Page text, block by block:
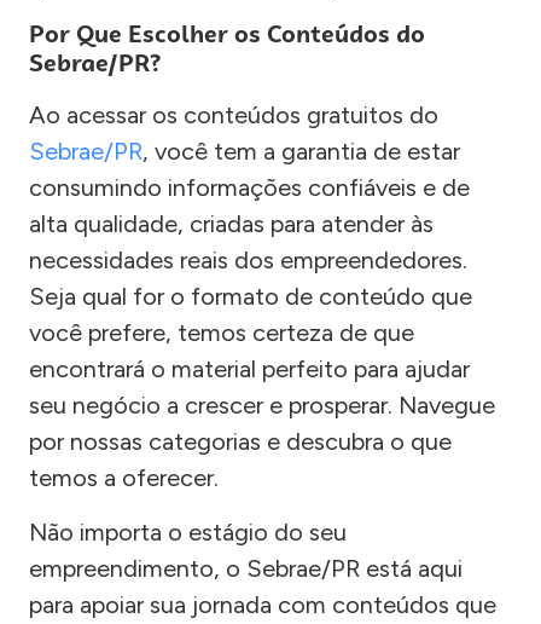
Por Que Escolher os Conteúdos do
Sebrae/PR?
Ao acessar os conteúdos gratuitos do
Sebrae/PR, você tem a garantia de estar
consumindo informações confiáveis e de
alta qualidade, criadas para atender às
necessidades reais dos empreendedores.
Seja qual for o formato de conteúdo que
você prefere, temos certeza de que
encontrará o material perfeito para ajudar
seu negócio a crescer e prosperar. Navegue
por nossas categorias e descubra o que
temos a oferecer.
Não importa o estágio do seu
empreendimento, o Sebrae/PR está aqui
para apoiar sua jornada com conteúdos que